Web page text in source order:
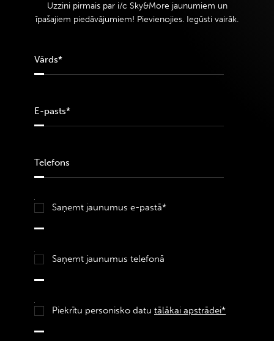
Uzzini pirmais par i/c Sky&More jaunumiem un
īpašajiem piedāvājumiem! Pievienojies. Iegūsti vairāk.
Saņemt jaunumus e-pastā*
Saņemt jaunumus telefonā
Piekrītu personisko datu tālākai apstrādei*